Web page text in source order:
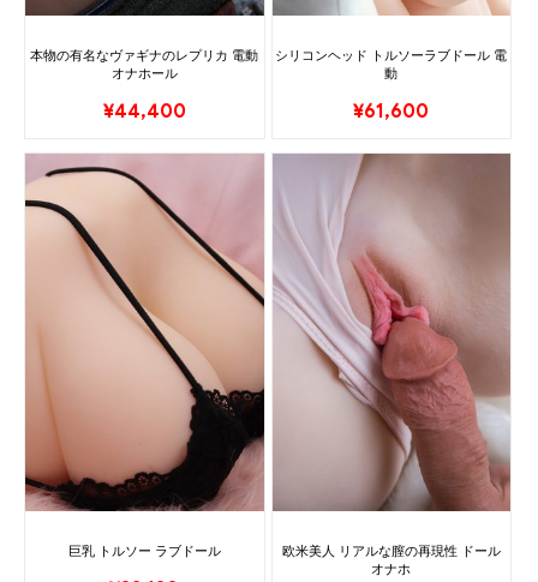
本物の有名なヴァギナのレプリカ 電動
オナホール
¥44,400
シリコンヘッド トルソーラブドール 電
動
¥61,600
巨乳 トルソー ラブドール
欧米美人 リアルな膣の再現性 ドール
オナホ